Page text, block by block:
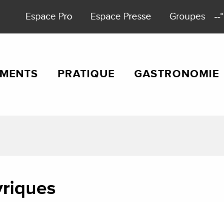
Espace Pro Espace Presse Groupes --°
PRATIQUE GASTRONOMIE